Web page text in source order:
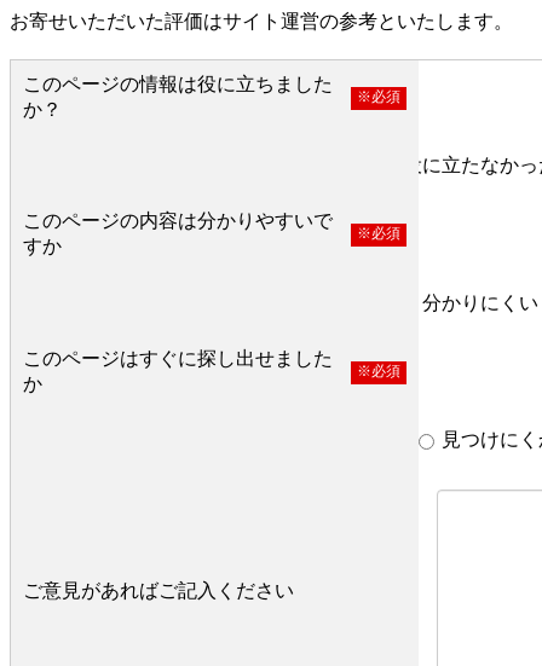
お寄せいただいた評価はサイト運営の参考といたします。
このページの情報は役に立ちました
か？
※必須
役に立たなか
このページの内容は分かりやすいで
すか
※必須
分かりにくい
このページはすぐに探し出せました
か
※必須
見つけに
ご意見があればご記入ください